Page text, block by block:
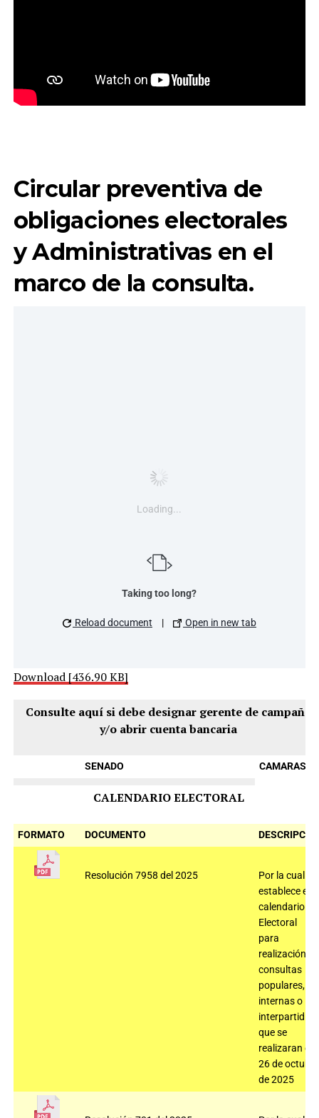
Circular preventiva de
obligaciones electorales
y Administrativas en el
marco de la consulta.
Loading...
Taking too long?
Reload document | Open in new tab
Download [436.90 KB]
Consulte aquí si debe designar gerente de campaña
y/o abrir cuenta bancaria
SENADO CAMARAS
CALENDARIO ELECTORAL
FORMATO DOCUMENTO
Resolución 7958 del 2025
Por la cual se
establece el
calendario
Electoral
para
realización
consultas
populares,
internas o
que se
realizaran el
26 de octubre
de 2025